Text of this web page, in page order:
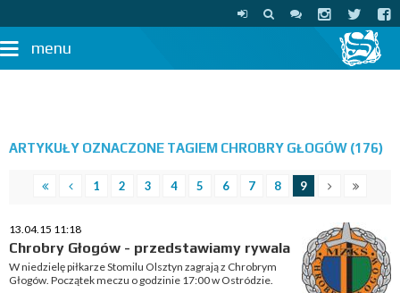
menu
ARTYKUŁY OZNACZONE TAGIEM CHROBRY GŁOGÓW (176)
1 2 3 4 5 6 7 8 9
13.04.15 11:18
Chrobry Głogów - przedstawiamy rywala
W niedzielę piłkarze Stomilu Olsztyn zagrają z Chrobrym
Głogów. Początek meczu o godzinie 17:00 w Ostródzie.